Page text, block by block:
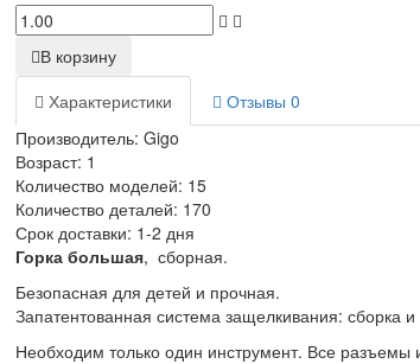
В корзину
Характеристики Отзывы 0
Производитель: Gigo
Возраст: 1
Количество моделей: 15
Количество деталей: 170
Срок доставки: 1-2 дня
Горка большая, сборная.
Безопасная для детей и прочная.
Запатентованная система защелкивания: сборка
Необходим только один инструмент. Все разъемы